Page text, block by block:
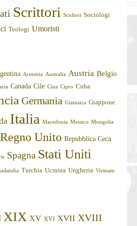
Scrittori Scultori Sociologi
Teologi Umoristi
Armenia Australia Austria Belgio
Canada Cile Cina Cipro Cuba
Germania Giamaica Giappone
Italia Macedonia Messico Mongolia
Regno Unito Repubblica Ceca
Spagna Stati Uniti
Turchia Ucraina Ungheria Vietnam
XIX XV XVI XVII XVIII